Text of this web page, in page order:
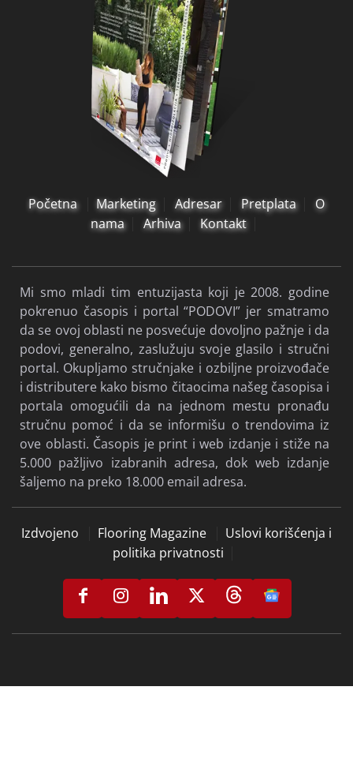
Početna Marketing Adresar Pretplata
O
nama
Arhiva Kontakt
Mi smo mladi tim entuzijasta koji je 2008. godine
pokrenuo časopis i portal “PODOVI” jer smatramo
da se ovoj oblasti ne posvećuje dovoljno pažnje i da
podovi, generalno, zaslužuju svoje glasilo i stručni
portal. Okupljamo stručnjake i ozbiljne proizvođače
i distributere kako bismo čitaocima našeg časopisa i
portala omogućili da na jednom mestu pronađu
stručnu pomoć i da se informišu o trendovima iz
ove oblasti. Časopis je print i web izdanje i stiže na
5.000 pažljivo izabranih adresa, dok web izdanje
šaljemo na preko 18.000 email adresa.
Izdvojeno Flooring Magazine
Uslovi korišćenja i
politika privatnosti